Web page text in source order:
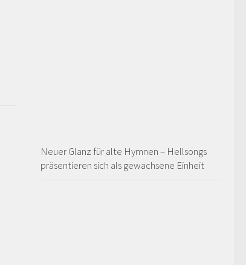
Neuer Glanz für alte Hymnen – Hellsongs
präsentieren sich als gewachsene Einheit